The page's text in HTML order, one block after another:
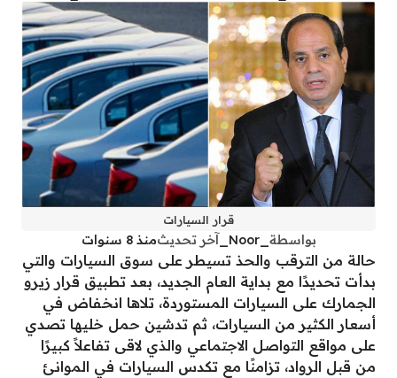
قرار السيارات
بواسطة _Noor_ آخر تحديثمنذ 8 سنوات
حالة من الترقب والحذ تسيطر على سوق السيارات والتي
بدأت تحديدًا مع بداية العام الجديد، بعد تطبيق قرار زيرو
الجمارك على السيارات المستوردة، تلاها انخفاض في
أسعار الكثير من السيارات، ثم تدشين حمل خليها تصدي
على مواقع التواصل الاجتماعي والذي لاقى تفاعلاً كبيرًا
من قبل الرواد، تزامنًا مع تكدس السيارات في الموانئ